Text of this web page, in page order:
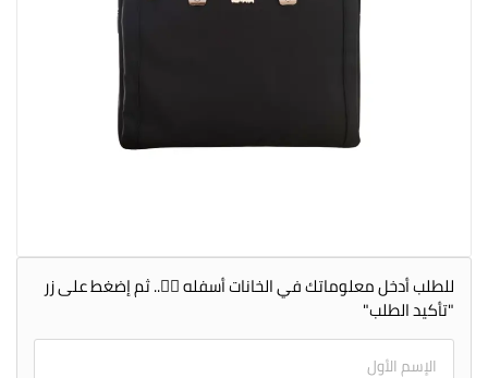
للطلب أدخل معلوماتك في الخانات أسفله 👇🏻.. ثم إضغط على زر
"تأكيد الطلب"